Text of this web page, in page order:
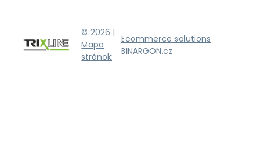
© 2026 |
Mapa
stránok
Ecommerce solutions
BINARGON.cz